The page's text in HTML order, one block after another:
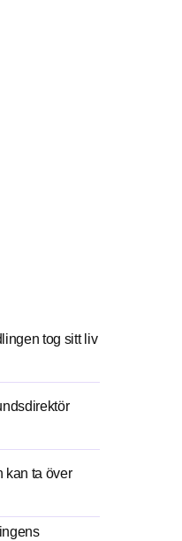
tog sitt liv
kan ta över